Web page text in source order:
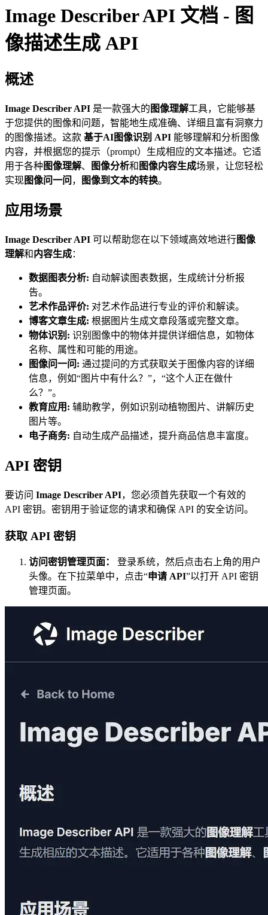
Image Describer API 文档 - 图
像描述生成 API
概述
Image Describer API 是一款强大的 图像理解工具，它能够基
于您提供的图像和问题，智能地生成准确、详细且富有洞察力
的图像描述。这款 基于AI图像识别 API 能够理解和分析图像
内容，并根据您的提示（prompt）生成相应的文本描述。它适
用于各种 图像理解、 图像分析和 图像内容生成场景，让您轻松
实现图像问一问 ， 图像到文本的转换。
应用场景
Image Describer API 可以帮助您在以下领域高效地进行图像
理解和内容生成：
数据图表分析: 自动解读图表数据，生成统计分析报
告。
艺术作品评价: 对艺术作品进行专业的评价和解读。
博客文章生成: 根据图片生成文章段落或完整文章。
物体识别: 识别图像中的物体并提供详细信息，如物体
名称、属性和可能的用途。
图像问一问: 通过提问的方式获取关于图像内容的详细
信息，例如“图片中有什么？”，“这个人正在做什
么？”。
教育应用: 辅助教学，例如识别动植物图片、讲解历史
图片等。
电子商务: 自动生成产品描述，提升商品信息丰富度。
API 密钥
要访问 Image Describer API，您必须首先获取一个有效的
API 密钥。密钥用于验证您的请求和确保 API 的安全访问。
获取 API 密钥
访问密钥管理页面：
登录系统，然后点击右上角的用户
头像。在下拉菜单中，点击“申请 API”以打开 API 密钥
管理页面。